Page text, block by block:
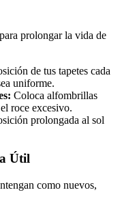
prolongar la vida de
de tus tapetes cada
uniforme.
Coloca alfombrillas
roce excesivo.
prolongada al sol
Útil
como nuevos,